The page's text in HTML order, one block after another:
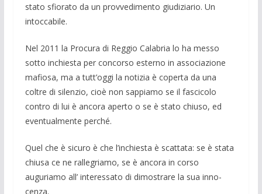
stato sfiorato da un provvedimento giudiziario. Un
intoccabile.
Nel 2011 la Procura di Reggio Calabria lo ha messo
sotto inchiesta per concorso esterno in associazione
mafiosa, ma a tutt’oggi la notizia è coperta da una
coltre di silenzio, cioè non sappiamo se il fasci­colo
contro di lui è ancora aperto o se è stato chiuso, ed
eventualmente perché.
Quel che è sicuro è che l’inchiesta è scat­tata: se è stata
chiusa ce ne rallegria­mo, se è ancora in corso
auguriamo all’ interessa­to di dimostrare la sua inno­
cenza.